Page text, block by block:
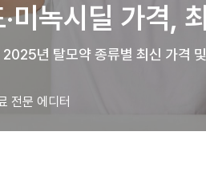
미녹시딜 가격,
년 탈모약 종류별 최신 가격
전문 에디터